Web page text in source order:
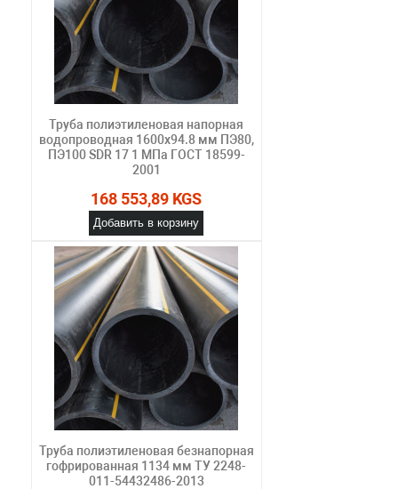
Труба полиэтиленовая напорная
водопроводная 1600х94.8 мм ПЭ80,
ПЭ100 SDR 17 1 МПа ГОСТ 18599-
2001
168 553,89 KGS
Добавить в корзину
Труба полиэтиленовая безнапорная
гофрированная 1134 мм ТУ 2248-
011-54432486-2013